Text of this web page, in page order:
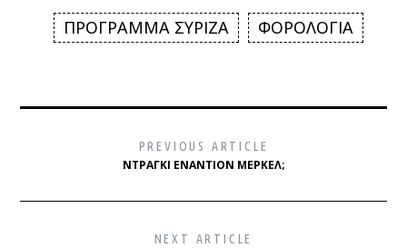
ΠΡΟΓΡΑΜΜΑ ΣΥΡΙΖΑ ΦΟΡΟΛΟΓΙΑ
PREVIOUS ARTICLE
ΝΤΡΆΓΚΙ ΕΝΑΝΤΊΟΝ ΜΈΡΚΕΛ;
NEXT ARTICLE